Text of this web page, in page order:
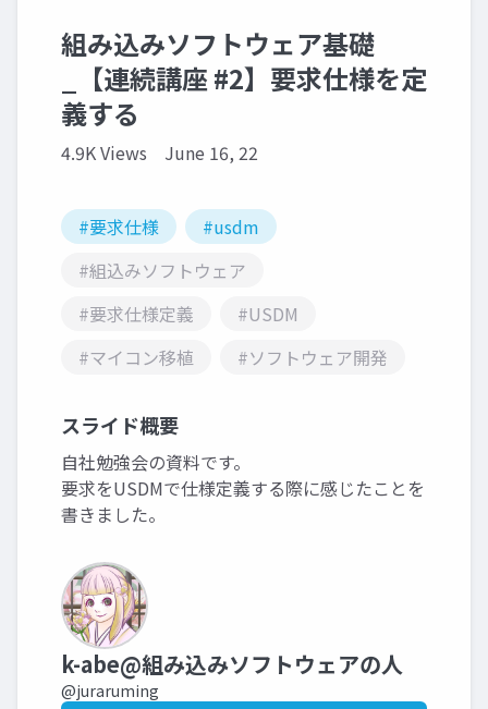
組み込みソフトウェア基礎
_【連続講座 #2】要求仕様を定
義する
4.9K Views June 16, 22
#要求仕様
#usdm
#組込みソフトウェア
#要求仕様定義
#USDM
#マイコン移植
#ソフトウェア開発
スライド概要
自社勉強会の資料です。
要求をUSDMで仕様定義する際に感じたことを
書きました。
k-abe@組み込みソフトウェアの人
@juraruming